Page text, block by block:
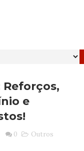
e
0
Outros